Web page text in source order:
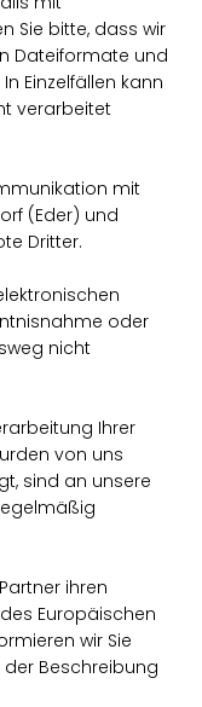
Sie bitte, dass wir
Dateiformate und
Einzelfällen kann
verarbeitet
mit
(Eder) und
Dritter.
oder
nicht
Ihrer
von uns
sind an unsere
ihren
Europäischen
wir Sie
Beschreibung